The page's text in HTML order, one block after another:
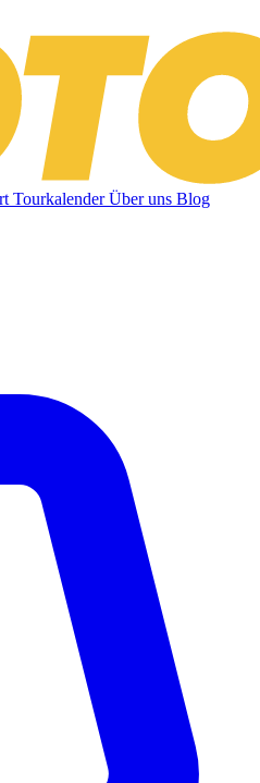
TourkalenderÜber uns Blog